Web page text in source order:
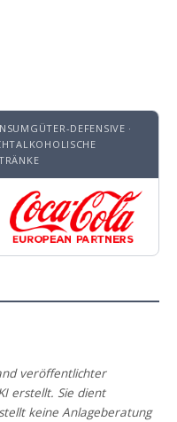
DEFENSIVE ·
veröffentlichter
erstellt. Sie dient
keine Anlageberatung